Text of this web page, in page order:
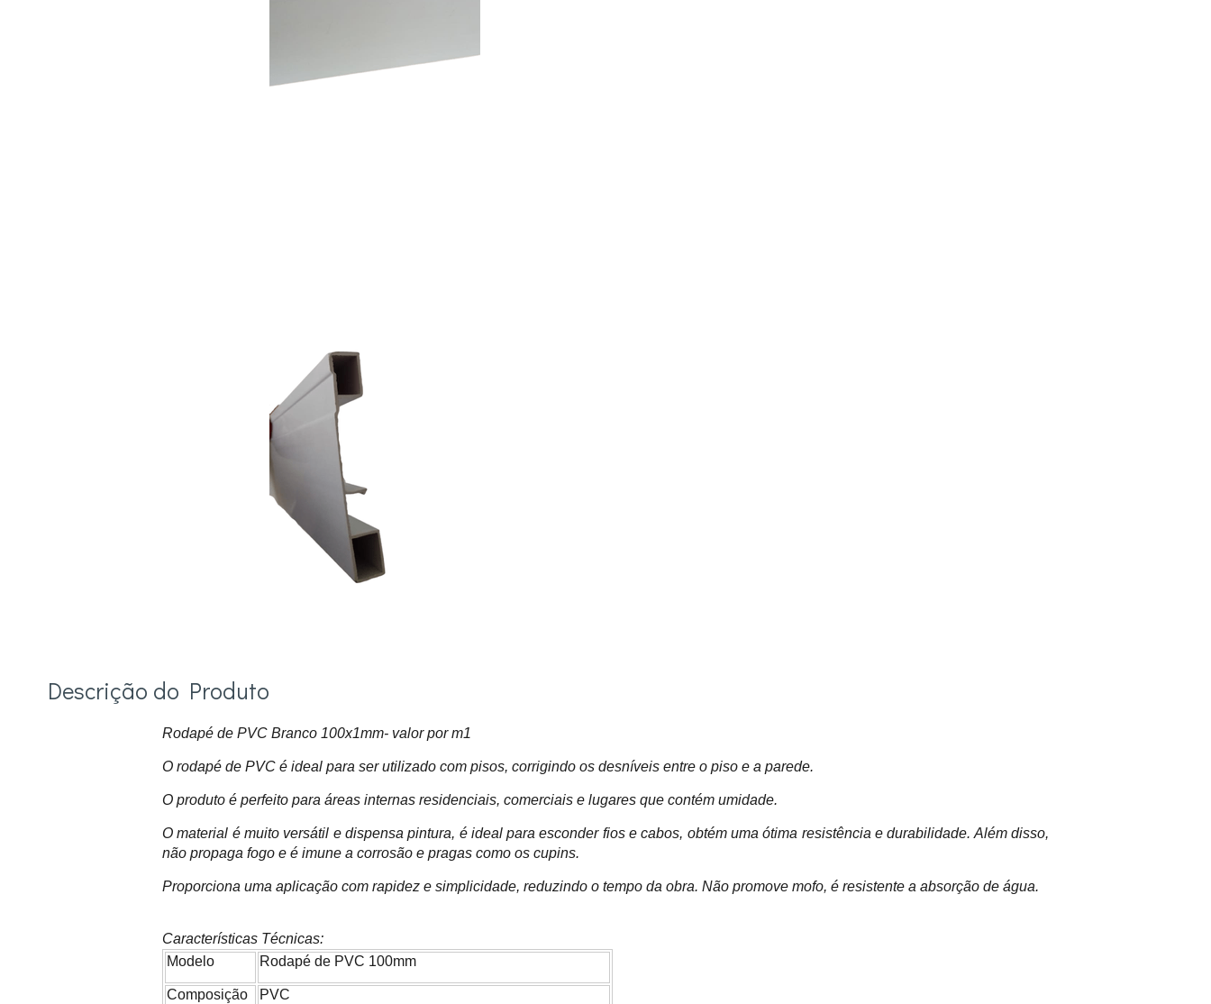
Descrição do Produto
Rodapé de PVC Branco 100x1mm- valor por m1
O rodapé de PVC é ideal para ser utilizado com pisos, corrigindo os desníveis entre o piso e a parede.
O produto é perfeito para áreas internas residenciais, comerciais e lugares que contém umidade.
O material é muito versátil e dispensa pintura, é ideal para esconder fios e cabos, obtém uma ótima resistência e durabilidade. Além disso,
não propaga fogo e é imune a corrosão e pragas como os cupins.
Proporciona uma aplicação com rapidez e simplicidade, reduzindo o tempo da obra. Não promove mofo, é resistente a absorção de água.
Características Técnicas:
Modelo
Rodapé de PVC 100mm
Composição PVC